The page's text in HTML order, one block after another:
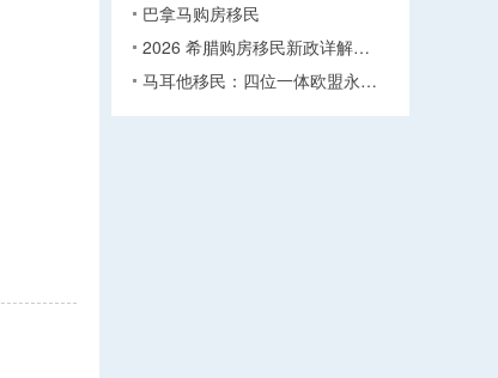
巴拿马购房移民
2026 希腊购房移民新政详解…
马耳他移民：四位一体欧盟永…